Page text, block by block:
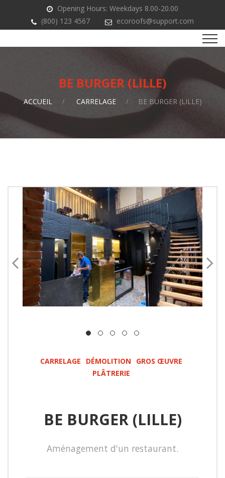
Opening Hours: Weekdays 8.00-20.00
(800) 123 4567
ecoroofs@support.com
BE BURGER (LILLE)
ACCUEIL CARRELAGE BE BURGER (LILLE)
CARRELAGE DÉMOLITION
GROS ŒUVRE
PLÂTRERIE
BE BURGER (LILLE)
Aménagement d'un restaurant.